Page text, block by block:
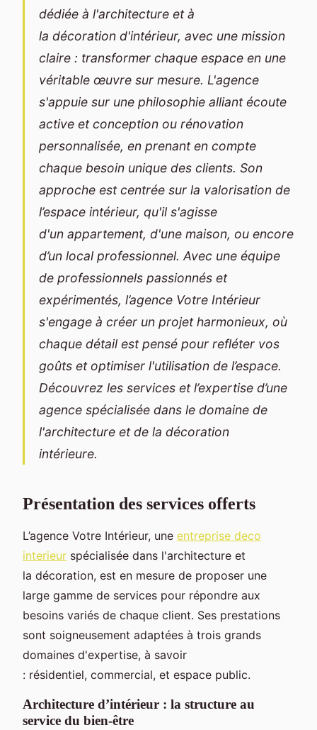
dédiée à l'architecture et à
la décoration d'intérieur, avec une mission
claire : transformer chaque espace en une
véritable œuvre sur mesure. L'agence
s'appuie sur une philosophie alliant écoute
active et conception ou rénovation
personnalisée, en prenant en compte
chaque besoin unique des clients. Son
approche est centrée sur la valorisation de
l’espace intérieur, qu'il s'agisse
d'un appartement, d'une maison, ou encore
d’un local professionnel. Avec une équipe
de professionnels passionnés et
expérimentés, l’agence Votre Intérieur
s'engage à créer un projet harmonieux, où
chaque détail est pensé pour refléter vos
goûts et optimiser l'utilisation de l’espace.
Découvrez les services et l’expertise d’une
agence spécialisée dans le domaine de
l'architecture et de la décoration
intérieure.
Présentation des services offerts
L’agence Votre Intérieur, une entreprise deco
interieur spécialisée dans l'architecture et
la décoration, est en mesure de proposer une
large gamme de services pour répondre aux
besoins variés de chaque client. Ses prestations
sont soigneusement adaptées à trois grands
domaines d'expertise, à savoir
: résidentiel, commercial, et espace public.
Architecture d’intérieur : la structure au
service du bien-être